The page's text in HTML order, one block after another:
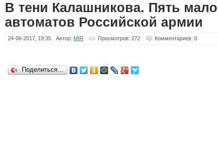
В тени Калашникова. Пять
автоматов Российской армии
24-06-2017, 19:35 Автор: MIR Просмотров: 272 Комментариев: 0
Поделиться…